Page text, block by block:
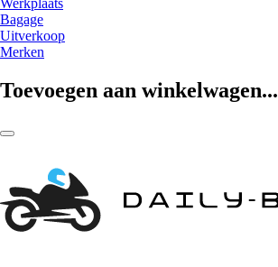
Bagage
Uitverkoop
Merken
Toevoegen aan winkelwagen...